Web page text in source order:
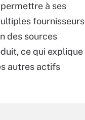
à ses
fournisseurs
des sources
ce qui explique
autres actifs